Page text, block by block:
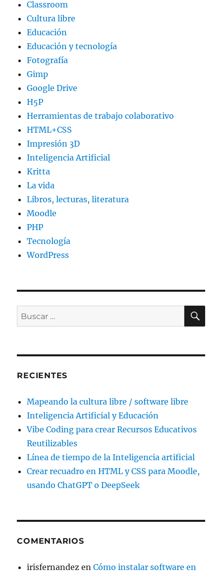
Classroom
Cultura libre
Educación
Educación y tecnología
Fotografía
Gimp
Google Drive
H5P
Herramientas de trabajo colaborativo
HTML+CSS
Impresión 3D
Inteligencia Artificial
Kritta
La vida
Libros, lecturas, literatura
Moodle
PHP
Tecnología
WordPress
Buscar
por:
RECIENTES
Mapeando la cultura libre / software libre
Inteligencia Artificial y Educación
Vibe Coding para crear Recursos Educativos
Reutilizables
Línea de tiempo de la Inteligencia artificial
Crear recuadro en HTML y CSS para Moodle,
usando ChatGPT o DeepSeek
COMENTARIOS
irisfernandez enCómo instalar software en